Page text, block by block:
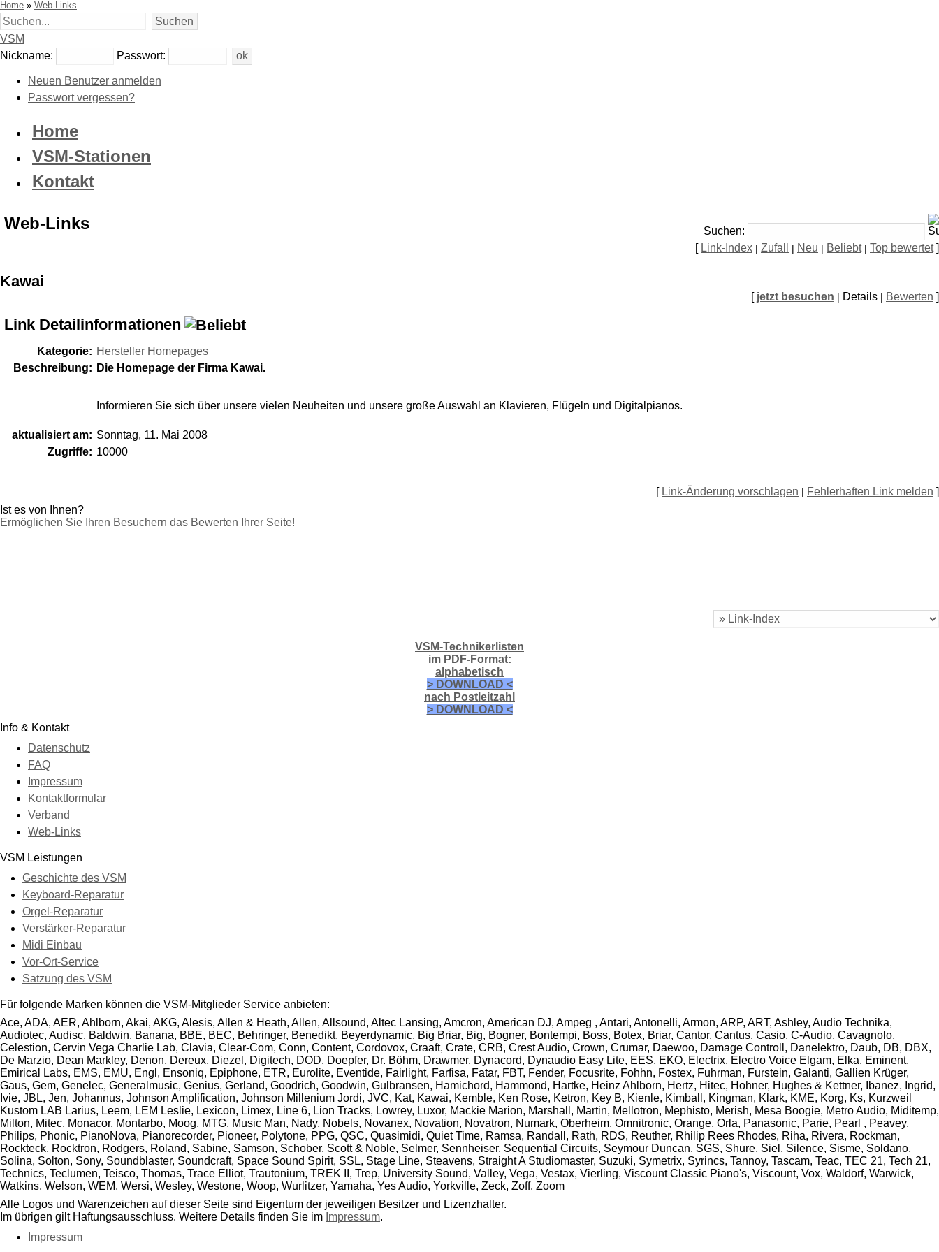
Home » Web-Links
VSM
Nickname:
Passwort:
Neuen Benutzer anmelden
Passwort vergessen?
Home
VSM-Stationen
Kontakt
Web-Links
Suchen:
[ Link-Index Zufall Neu Beliebt Top bewertet]
Kawai
[ jetzt besuchen Details Bewerten ]
Link Detailinformationen
Kategorie: Hersteller Homepages
Beschreibung: Die Homepage der Firma Kawai.
Informieren Sie sich über unsere vielen Neuheiten und unsere große Auswahl an Klavieren, Flügeln und Digitalpianos.
aktualisiert am: Sonntag, 11. Mai 2008
Zugriffe: 10000
[ Link-Änderung vorschlagen | Fehlerhaften Link melden ]
Ist es von Ihnen?
Ermöglichen Sie Ihren Besuchern das Bewerten Ihrer Seite!
VSM-Technikerlisten
im PDF-Format:
alphabetisch
> DOWNLOAD <
nach Postleitzahl
> DOWNLOAD <
Info & Kontakt
Datenschutz
FAQ
Impressum
Kontaktformular
Verband
Web-Links
VSM Leistungen
Geschichte des VSM
Keyboard-Reparatur
Orgel-Reparatur
Verstärker-Reparatur
Midi Einbau
Vor-Ort-Service
Satzung des VSM
Für folgende Marken können die VSM-Mitglieder Service anbieten:
Ace, ADA, AER, Ahlborn, Akai, AKG, Alesis, Allen & Heath, Allen, Allsound, Altec Lansing, Amcron, American DJ, Ampeg , Antari, Antonelli, Armon, ARP, ART, Ashley, Audio Technika,
Audiotec, Audisc, Baldwin, Banana, BBE, BEC, Behringer, Benedikt, Beyerdynamic, Big Briar, Big, Bogner, Bontempi, Boss, Botex, Briar, Cantor, Cantus, Casio, C-Audio, Cavagnolo,
Celestion, Cervin Vega Charlie Lab, Clavia, Clear-Com, Conn, Content, Cordovox, Craaft, Crate, CRB, Crest Audio, Crown, Crumar, Daewoo, Damage Controll, Danelektro, Daub, DB, DBX,
De Marzio, Dean Markley, Denon, Dereux, Diezel, Digitech, DOD, Doepfer, Dr. Böhm, Drawmer, Dynacord, Dynaudio Easy Lite, EES, EKO, Electrix, Electro Voice Elgam, Elka, Eminent,
Emirical Labs, EMS, EMU, Engl, Ensoniq, Epiphone, ETR, Eurolite, Eventide, Fairlight, Farfisa, Fatar, FBT, Fender, Focusrite, Fohhn, Fostex, Fuhrman, Furstein, Galanti, Gallien Krüger,
Gaus, Gem, Genelec, Generalmusic, Genius, Gerland, Goodrich, Goodwin, Gulbransen, Hamichord, Hammond, Hartke, Heinz Ahlborn, Hertz, Hitec, Hohner, Hughes & Kettner, Ibanez, Ingrid,
Ivie, JBL, Jen, Johannus, Johnson Amplification, Johnson Millenium Jordi, JVC, Kat, Kawai, Kemble, Ken Rose, Ketron, Key B, Kienle, Kimball, Kingman, Klark, KME, Korg, Ks, Kurzweil
Kustom LAB Larius, Leem, LEM Leslie, Lexicon, Limex, Line 6, Lion Tracks, Lowrey, Luxor, Mackie Marion, Marshall, Martin, Mellotron, Mephisto, Merish, Mesa Boogie, Metro Audio, Miditemp,
Milton, Mitec, Monacor, Montarbo, Moog, MTG, Music Man, Nady, Nobels, Novanex, Novation, Novatron, Numark, Oberheim, Omnitronic, Orange, Orla, Panasonic, Parie, Pearl , Peavey,
Philips, Phonic, PianoNova, Pianorecorder, Pioneer, Polytone, PPG, QSC, Quasimidi, Quiet Time, Ramsa, Randall, Rath, RDS, Reuther, Rhilip Rees Rhodes, Riha, Rivera, Rockman,
Rockteck, Rocktron, Rodgers, Roland, Sabine, Samson, Schober, Scott & Noble, Selmer, Sennheiser, Sequential Circuits, Seymour Duncan, SGS, Shure, Siel, Silence, Sisme, Soldano,
Solina, Solton, Sony, Soundblaster, Soundcraft, Space Sound Spirit, SSL, Stage Line, Steavens, Straight A Studiomaster, Suzuki, Symetrix, Syrincs, Tannoy, Tascam, Teac, TEC 21, Tech 21,
Technics, Teclumen, Teisco, Thomas, Trace Elliot, Trautonium, TREK II, Trep, University Sound, Valley, Vega, Vestax, Vierling, Viscount Classic Piano's, Viscount, Vox, Waldorf, Warwick,
Watkins, Welson, WEM, Wersi, Wesley, Westone, Woop, Wurlitzer, Yamaha, Yes Audio, Yorkville, Zeck, Zoff, Zoom
Alle Logos und Warenzeichen auf dieser Seite sind Eigentum der jeweiligen Besitzer und Lizenzhalter.
Im übrigen gilt Haftungsausschluss. Weitere Details finden Sie im Impressum.
Impressum